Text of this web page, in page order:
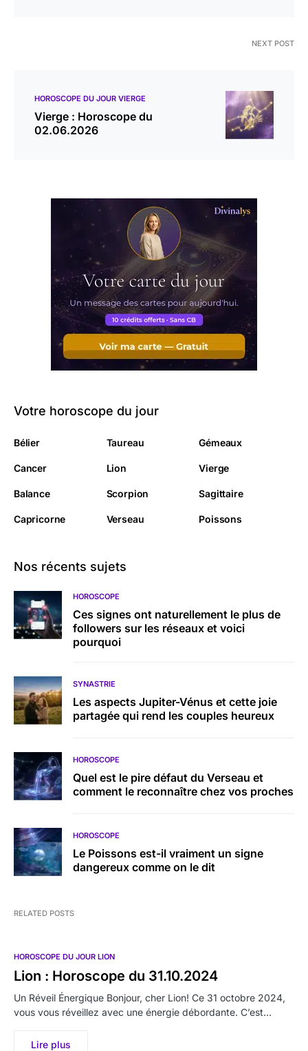
NEXT POST
HOROSCOPE DU JOUR VIERGE
Vierge : Horoscope du
02.06.2026
Votre horoscope du jour
Bélier Taureau Gémeaux
Cancer Lion Vierge
Balance Scorpion Sagittaire
Capricorne Verseau Poissons
Nos récents sujets
HOROSCOPE
Ces signes ont naturellement le plus de
followers sur les réseaux et voici
pourquoi
SYNASTRIE
Les aspects Jupiter-Vénus et cette joie
partagée qui rend les couples heureux
HOROSCOPE
Quel est le pire défaut du Verseau et
comment le reconnaître chez vos proches
HOROSCOPE
Le Poissons est-il vraiment un signe
dangereux comme on le dit
RELATED POSTS
HOROSCOPE DU JOUR LION
Lion : Horoscope du 31.10.2024
Un Réveil Énergique Bonjour, cher Lion! Ce 31 octobre 2024,
vous vous réveillez avec une énergie débordante. C’est…
Lire plus